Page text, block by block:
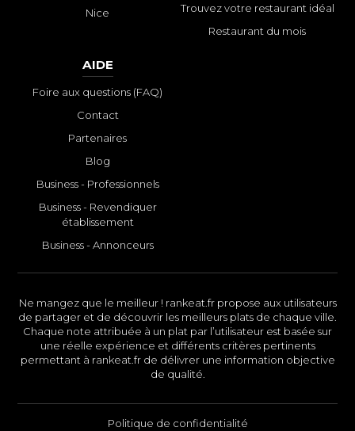
Nice
Trouvez votre restaurant idéal
Restaurant du mois
AIDE
Foire aux questions (FAQ)
Contact
Partenaires
Blog
Business - Professionnels
Business - Revendiquer
établissement
Business - Annonceurs
Ne mangez que le meilleur ! rankeat.fr propose aux utilisateurs
de partager et de découvrir les meilleurs plats de chaque ville.
Chaque note attribuée à un plat par l’utilisateur est basée sur
une réelle expérience et différents critères pertinents
permettant à rankeat.fr de délivrer une information objective
de qualité.
Politique de confidentialité